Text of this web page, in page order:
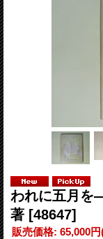
われに五月
著 [48647]
販売価格: 65,000円